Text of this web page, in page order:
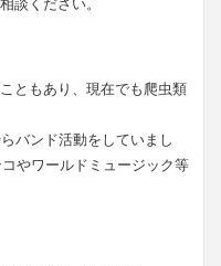
談ください。
ともあり、現在でも爬虫類
バンド活動をしていまし
やワールドミュージック等